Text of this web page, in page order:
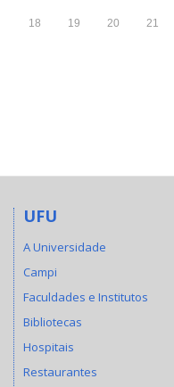
18 19 20 21
UFU
A Universidade
Campi
Faculdades e Institutos
Bibliotecas
Hospitais
Restaurantes